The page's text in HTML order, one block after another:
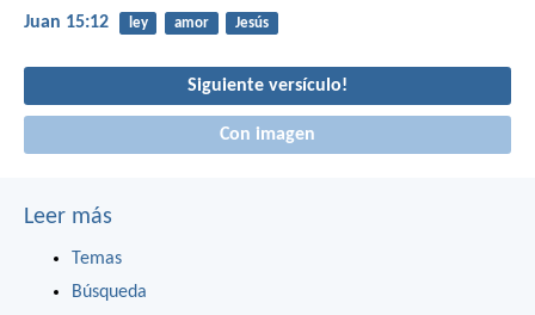
Juan 15:12 ley amor Jesús
Siguiente versículo!
Con imagen
Leer más
Temas
Búsqueda